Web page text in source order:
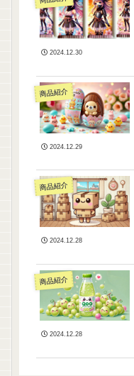
2024.12.30
商品紹介
2024.12.29
商品紹介
2024.12.28
商品紹介
2024.12.28